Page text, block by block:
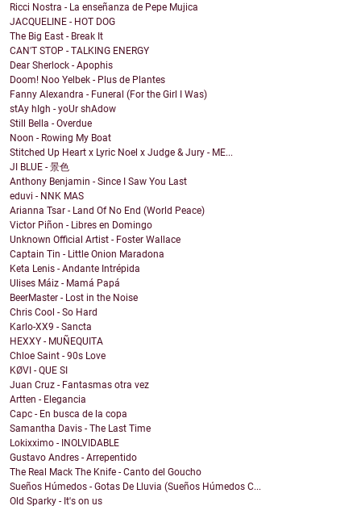
Ricci Nostra - La enseñanza de Pepe Mujica
JACQUELINE - HOT DOG
The Big East - Break It
CAN'T STOP - TALKING ENERGY
Dear Sherlock - Apophis
Doom! Noo Yelbek - Plus de Plantes
Fanny Alexandra - Funeral (For the Girl I Was)
stAy hIgh - yoUr shAdow
Still Bella - Overdue
Noon - Rowing My Boat
Stitched Up Heart x Lyric Noel x Judge & Jury - ME...
JI BLUE - 景色
Anthony Benjamin - Since I Saw You Last
eduvi - NNK MAS
Arianna Tsar - Land Of No End (World Peace)
Victor Piñon - Libres en Domingo
Unknown Official Artist - Foster Wallace
Captain Tin - Little Onion Maradona
Keta Lenis - Andante Intrépida
Ulises Máiz - Mamá Papá
BeerMaster - Lost in the Noise
Chris Cool - So Hard
Karlo-XX9 - Sancta
HEXXY - MUÑEQUITA
Chloe Saint - 90s Love
KØVI - QUE SI
Juan Cruz - Fantasmas otra vez
Artten - Elegancia
Capc - En busca de la copa
Samantha Davis - The Last Time
Lokixximo - INOLVIDABLE
Gustavo Andres - Arrepentido
The Real Mack The Knife - Canto del Goucho
Sueños Húmedos - Gotas De Lluvia (Sueños Húmedos C...
Old Sparky - It's on us